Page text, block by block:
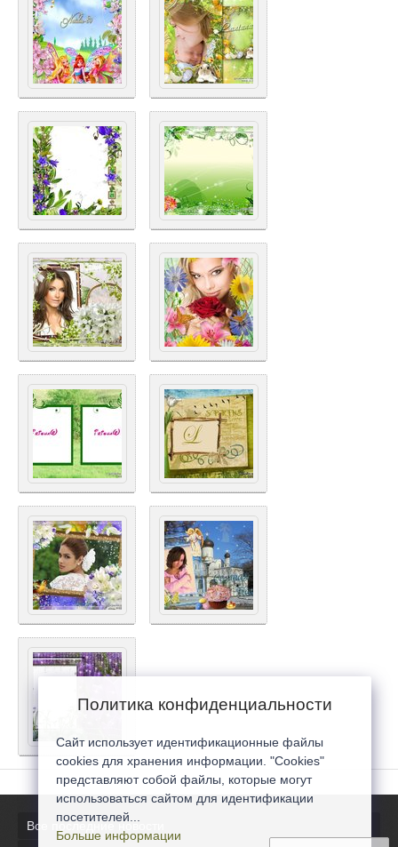
Все последние новости
Политика конфиденциальности
Сайт использует идентификационные файлы
cookies для хранения информации. "Cookies"
представляют собой файлы, которые могут
использоваться сайтом для идентификации
посетителей...
Больше информации